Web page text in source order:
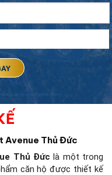
Avenue Thủ Đức
Thủ Đức là một trong
căn hộ được thiết kế